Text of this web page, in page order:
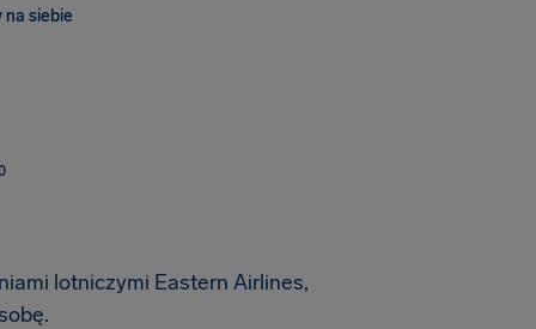
na siebie
lotniczymi Eastern Airlines,